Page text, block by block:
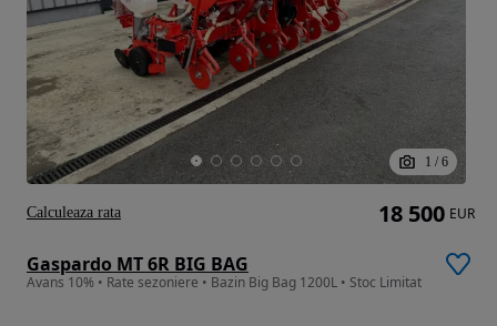
1 / 6
Gaspardo MT 6R BIG BAG
Avans 10% • Rate sezoniere • Bazin Big Bag 1200L • Stoc Limitat
18 500 EUR
Calculeaza rata